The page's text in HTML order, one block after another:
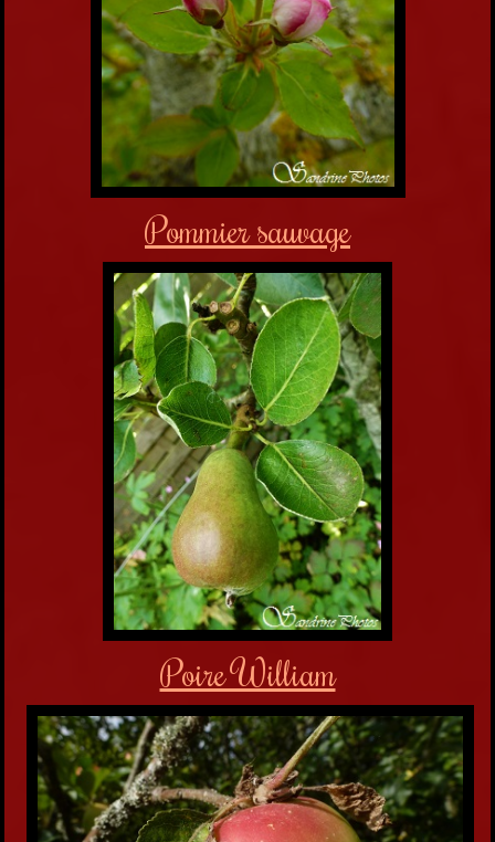
Pommier sauvage
Poire William